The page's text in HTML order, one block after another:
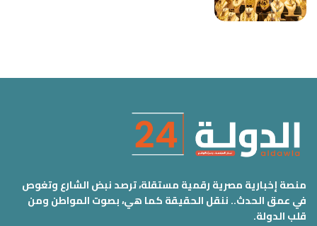
منصة إخبارية مصرية رقمية مستقلة، ترصد نبض الشارع وتغوص
في عمق الحدث.. ننقل الحقيقة كما هي، بصوت المواطن ومن
قلب الدولة.